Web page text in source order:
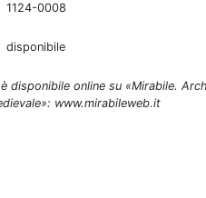
1124-0008
disponibile
disponibile online su «Mirabile.
www.mirabileweb.it